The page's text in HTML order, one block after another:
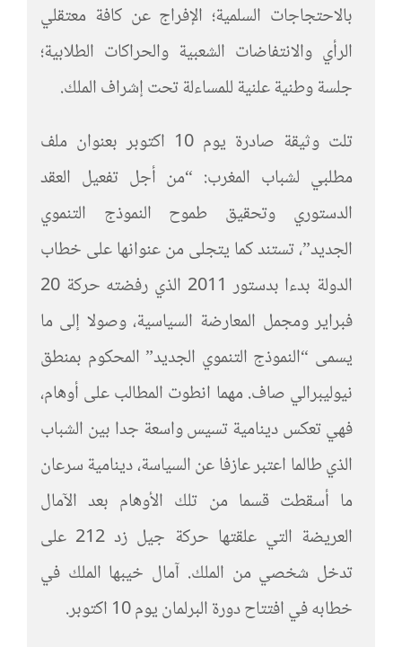
بالاحتجاجات السلمية؛ الإفراج عن كافة معتقلي
الرأي والانتفاضات الشعبية والحراكات الطلابية؛
جلسة وطنية علنية للمساءلة تحت إشراف الملك.
تلت وثيقة صادرة يوم 10 اكتوبر بعنوان ملف
مطلبي لشباب المغرب: “من أجل تفعيل العقد
الدستوري وتحقيق طموح النموذج التنموي
الجديد”، تستند كما يتجلى من عنوانها على خطاب
الدولة بدءا بدستور 2011 الذي رفضته حركة 20
فبراير ومجمل المعارضة السياسية، وصولا إلى ما
يسمى “النموذج التنموي الجديد” المحكوم بمنطق
نيوليبرالي صاف. مهما انطوت المطالب على أوهام،
فهي تعكس دينامية تسيس واسعة جدا بين الشباب
الذي طالما اعتبر عازفا عن السياسة، دينامية سرعان
ما أسقطت قسما من تلك الأوهام بعد الآمال
العريضة التي علقتها حركة جيل زد 212 على
تدخل شخصي من الملك. آمال خيبها الملك في
خطابه في افتتاح دورة البرلمان يوم 10 اكتوبر.